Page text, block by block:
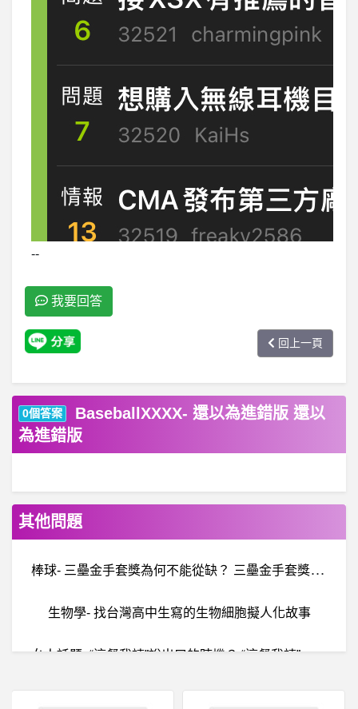
--
我要回答
回上一頁
0個答案
BaseballXXXX- 還以為進錯版 還以
為進錯版
其他問題
棒
球- 三壘金手套獎為何不能從缺？ 三壘金手套獎為何不能從缺？
生物學- 找台灣高中生寫的生物細胞擬人化故事
女
人話題- “這餐我請”說出口的時機？ “這餐我請”說出口的時機？